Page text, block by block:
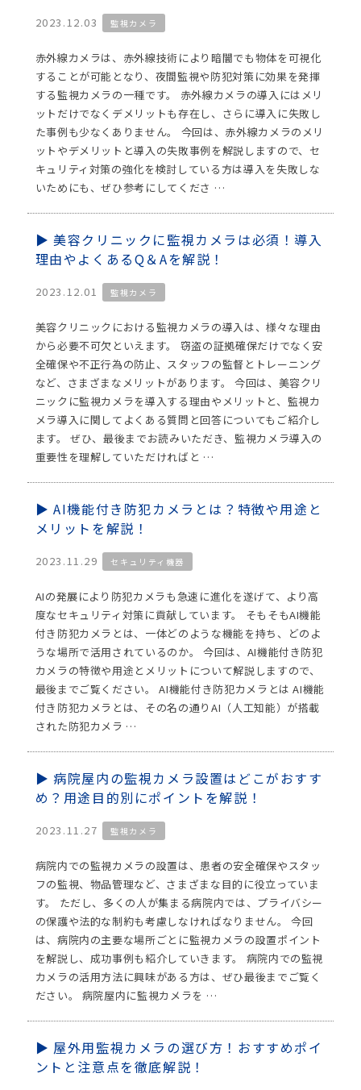
2023.12.03 監視カメラ
赤外線カメラは、赤外線技術により暗闇でも物体を可視化
することが可能となり、夜間監視や防犯対策に効果を発揮
する監視カメラの一種です。 赤外線カメラの導入にはメリ
ットだけでなくデメリットも存在し、さらに導入に失敗し
た事例も少なくありません。 今回は、赤外線カメラのメリ
ットやデメリットと導入の失敗事例を解説しますので、セ
キュリティ対策の強化を検討している方は導入を失敗しな
いためにも、ぜひ参考にしてくださ …
美容クリニックに監視カメラは必須！導入
理由やよくあるQ＆Aを解説！
2023.12.01 監視カメラ
美容クリニックにおける監視カメラの導入は、様々な理由
から必要不可欠といえます。 窃盗の証拠確保だけでなく安
全確保や不正行為の防止、スタッフの監督とトレーニング
など、さまざまなメリットがあります。 今回は、美容クリ
ニックに監視カメラを導入する理由やメリットと、監視カ
メラ導入に関してよくある質問と回答についてもご紹介し
ます。 ぜひ、最後までお読みいただき、監視カメラ導入の
重要性を理解していただければと …
AI機能付き防犯カメラとは？特徴や用途と
メリットを解説！
2023.11.29 セキュリティ機器
AIの発展により防犯カメラも急速に進化を遂げて、より高
度なセキュリティ対策に貢献しています。 そもそもAI機能
付き防犯カメラとは、一体どのような機能を持ち、どのよ
うな場所で活用されているのか。 今回は、AI機能付き防犯
カメラの特徴や用途とメリットについて解説しますので、
最後までご覧ください。 AI機能付き防犯カメラとは AI機能
付き防犯カメラとは、その名の通りAI（人工知能）が搭載
された防犯カメラ …
病院屋内の監視カメラ設置はどこがおすす
め？用途目的別にポイントを解説！
2023.11.27 監視カメラ
病院内での監視カメラの設置は、患者の安全確保やスタッ
フの監視、物品管理など、さまざまな目的に役立っていま
す。 ただし、多くの人が集まる病院内では、プライバシー
の保護や法的な制約も考慮しなければなりません。 今回
は、病院内の主要な場所ごとに監視カメラの設置ポイント
を解説し、成功事例も紹介していきます。 病院内での監視
カメラの活用方法に興味がある方は、ぜひ最後までご覧く
ださい。 病院屋内に監視カメラを …
屋外用監視カメラの選び方！おすすめポイ
ントと注意点を徹底解説！